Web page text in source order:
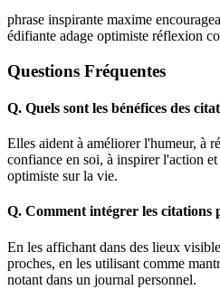
phrase inspirante maxime
édifiante adage optimiste réflexion
Questions Fréquentes
Q. Quels sont les bénéfices des
Elles aident à améliorer l'humeur, à
confiance en soi, à inspirer l'action
optimiste sur la vie.
Q. Comment intégrer les citations
En les affichant dans des lieux
proches, en les utilisant comme
notant dans un journal personnel.